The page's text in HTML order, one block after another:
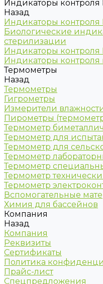
Индикаторы
Назад
Индикаторы
Биологические
стерилизации
Индикаторы контроля
Индикаторы контроля
Термометры
Назад
Термометры
Гигрометры
Измерители
Пирометры
Термометр
Термометр для
Термометр для
Термометр
Термометр
Термометр
Термометр
Вспомогательные
Химия для бассейнов
Компания
Назад
Компания
Реквизиты
Сертификаты
Политика
Прайс-лист
Спецпредложения